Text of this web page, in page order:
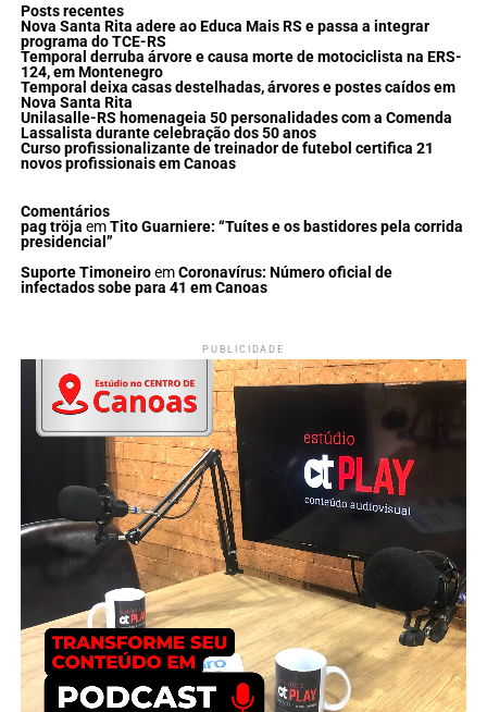
Posts recentes
Nova Santa Rita adere ao Educa Mais RS e passa a integrar
programa do TCE-RS
Temporal derruba árvore e causa morte de motociclista na ERS-
124, em Montenegro
Temporal deixa casas destelhadas, árvores e postes caídos em
Nova Santa Rita
Unilasalle-RS homenageia 50 personalidades com a Comenda
Lassalista durante celebração dos 50 anos
Curso profissionalizante de treinador de futebol certifica 21
novos profissionais em Canoas
Comentários
pag tröja emTito Guarniere: “Tuítes e os bastidores pela corrida
presidencial”
Suporte TimoneiroemCoronavírus: Número oficial de
infectados sobe para 41 em Canoas
PUBLICIDADE